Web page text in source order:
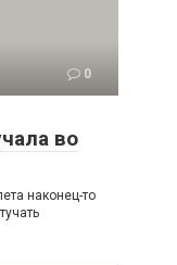
0
во
наконец-то